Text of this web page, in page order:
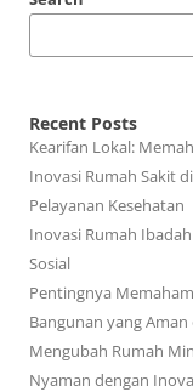
Recent Posts
Kearifan Lokal:
Inovasi Rumah Sakit
Pelayanan Kesehatan
Inovasi Rumah
Sosial
Pentingnya
Bangunan yang
Mengubah Rumah
Nyaman dengan